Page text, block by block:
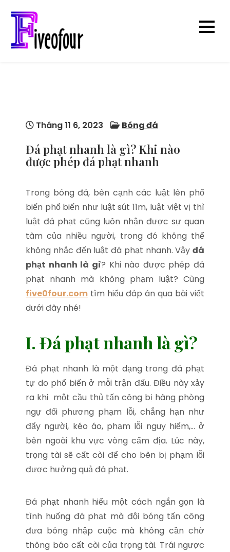
content
Tháng 11 6, 2023 Bóng đá
Đá phạt nhanh là gì? Khi nào
được phép đá phạt nhanh
Trong bóng đá, bên cạnh các luật lên phổ
biến phổ biến như luật sút 11m, luật việt vị thì
luật đá phạt cũng luôn nhận được sự quan
tâm của nhiều người, trong đó không thể
không nhắc đến luật đá phạt nhanh. Vậy đá
phạt nhanh là gì? Khi nào được phép đá
phạt nhanh mà không phạm luật? Cùng
five0four.com tìm hiểu đáp án qua bài viết
dưới đây nhé!
I. Đá phạt nhanh là gì?
Đá phạt nhanh là một dạng trong đá phạt
tự do phổ biến ở mỗi trận đấu. Điều này xảy
ra khi một cầu thủ tấn công bị hàng phòng
ngự đối phương phạm lỗi, chẳng hạn như
đẩy người, kéo áo, phạm lỗi nguy hiểm,… ở
bên ngoài khu vực vòng cấm địa. Lúc này,
trọng tài sẽ cất còi để cho bên bị phạm lỗi
được hưởng quả đá phạt.
Đá phạt nhanh hiểu một cách ngắn gọn là
tình huống đá phạt mà đội bóng tấn công
đưa bóng nhập cuộc mà không cần chờ
thông báo cất còi của trọng tài. Trái ngược